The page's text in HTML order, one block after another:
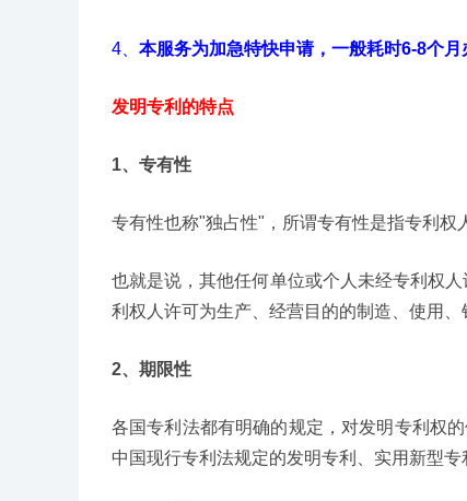
4、 本服务为加急特快申请，一般耗时6-8个月
发明专利的特点
1、专有性
专有性也称"独占性"，所谓专有性是指专利权
也就是说，其他任何单位或个人未经专利权
利权人许可为生产、经营目的的制造、使用
2、期限性
各国专利法都有明确的规定，对发明专利权
中国现行专利法规定的发明专利、实用新型